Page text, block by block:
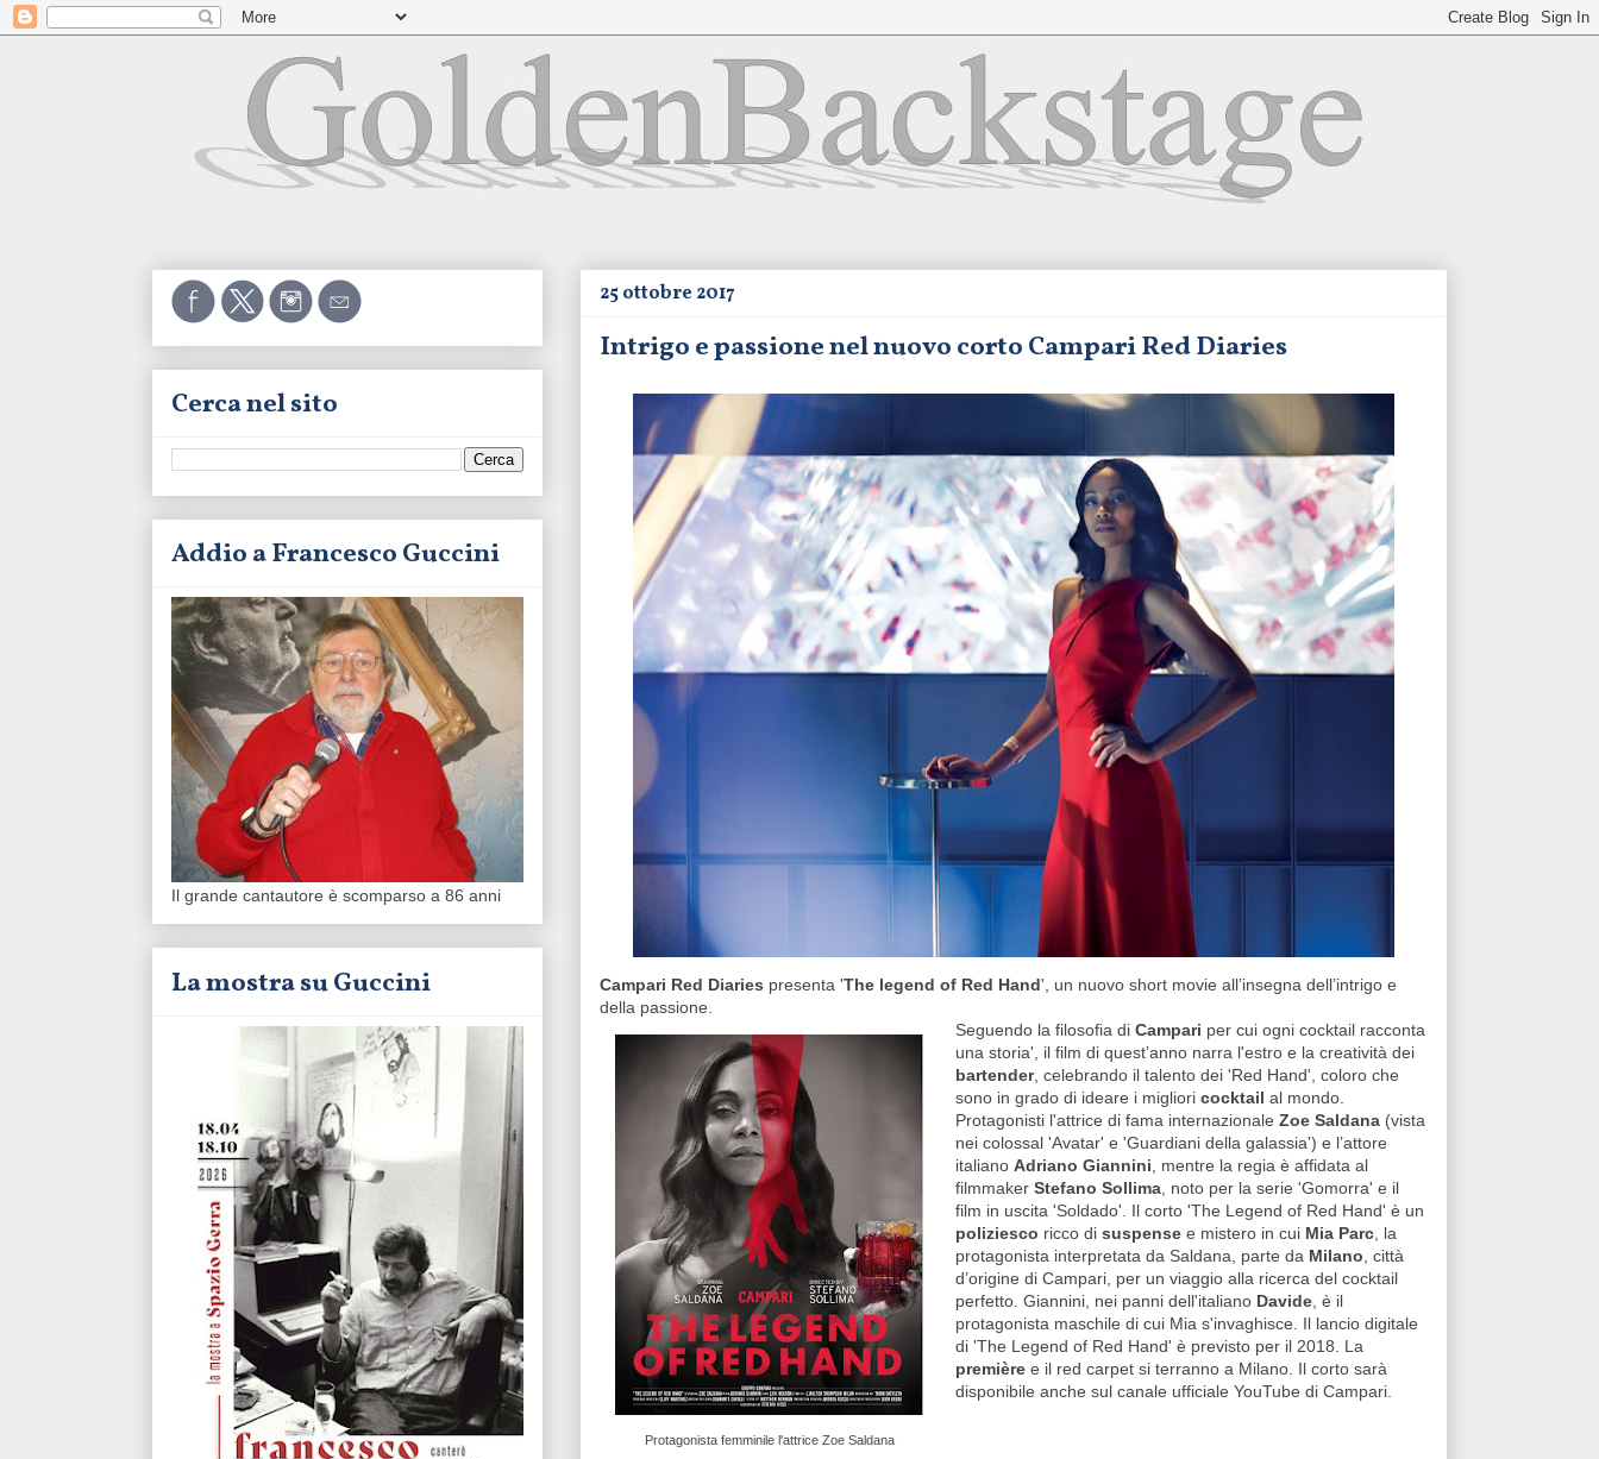
25 ottobre 2017
Intrigo e passione nel nuovo corto Campari Red Diaries
Campari Red Diaries presenta 'The legend of Red Hand', un nuovo short movie all’insegna dell’intrigo e
della passione.
Protagonista femminile l'attrice Zoe Saldana
Seguendo la filosofia di Campari per cui ogni cocktail racconta
una storia', il film di quest’anno narra l'estro e la creatività dei
bartender, celebrando il talento dei 'Red Hand', coloro che
sono in grado di ideare i migliori cocktail al mondo.
Protagonisti l'attrice di fama internazionale Zoe Saldana (vista
nei colossal 'Avatar' e 'Guardiani della galassia') e l’attore
italiano Adriano Giannini , mentre la regia è affidata al
filmmaker Stefano Sollima , noto per la serie 'Gomorra' e il
film in uscita 'Soldado'. Il corto 'The Legend of Red Hand' è un
poliziesco ricco di suspense e mistero in cui Mia Parc , la
protagonista interpretata da Saldana, parte da Milano , città
d’origine di Campari, per un viaggio alla ricerca del cocktail
perfetto. Giannini, nei panni dell'italiano Davide , è il
protagonista maschile di cui Mia s'invaghisce. Il lancio digitale
di 'The Legend of Red Hand' è previsto per il 2018. La
première e il red carpet si terranno a Milano. Il corto sarà
disponibile anche sul canale ufficiale YouTube di Campari.
Cerca nel sito
Addio a Francesco Guccini
Il grande cantautore è scomparso a 86 anni
La mostra su Guccini